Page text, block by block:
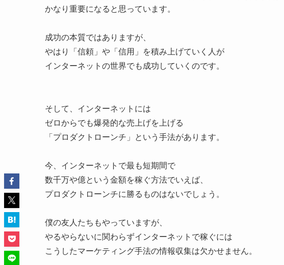
かなり重要になると思っています。
成功の本質ではありますが、
やはり「信頼」や「信用」を積み上げていく人が
インターネットの世界でも成功していくのです。
そして、インターネットには
ゼロからでも爆発的な売上げを上げる
「プロダクトローンチ」という手法があります。
今、インターネットで最も短期間で
数千万や億という金額を稼ぐ方法でいえば、
プロダクトローンチに勝るものはないでしょう。
僕の友人たちもやっていますが、
やるやらないに関わらずインターネットで稼ぐには
こうしたマーケティング手法の情報収集は欠かせません。